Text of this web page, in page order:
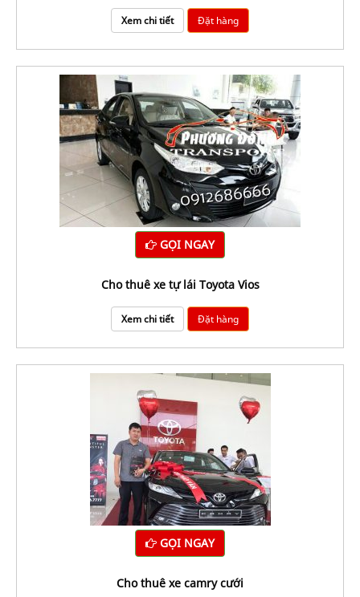
Xem chi tiết Đặt hàng
GỌI NGAY
Cho thuê xe tự lái Toyota Vios
Xem chi tiết Đặt hàng
GỌI NGAY
Cho thuê xe camry cưới